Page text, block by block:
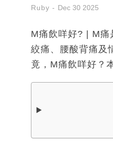
Ruby Dec 30 2025
M痛飲咩好? | M痛
絞痛、腰酸背痛及
竟，M痛飲咩好？